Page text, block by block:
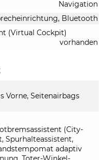
Navigation
Bluetooth
(Virtual Cockpit)
vorhanden
Vorne, Seitenairbags
(City-
Spurhalteassistent,
adaptiv